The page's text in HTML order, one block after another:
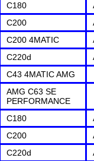
C180
C200
C200 4MATIC
C220d
C43 4MATIC AMG
AMG C63 SE
PERFORMANCE
C180
C200
C220d